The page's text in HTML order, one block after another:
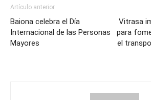
Artículo anterior
Baiona celebra el Día
Internacional de las Personas
Mayores
Vitrasa
para
el